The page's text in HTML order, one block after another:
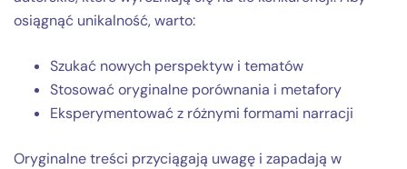
osiągnąć unikalność, warto:
Szukać nowych perspektyw i tematów
Stosować oryginalne porównania i metafory
Eksperymentować z różnymi formami narracji
Oryginalne treści przyciągają uwagę i zapadają w